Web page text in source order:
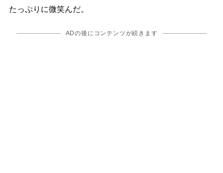
たっぷりに微笑んだ。
ADの後にコンテンツが続きます